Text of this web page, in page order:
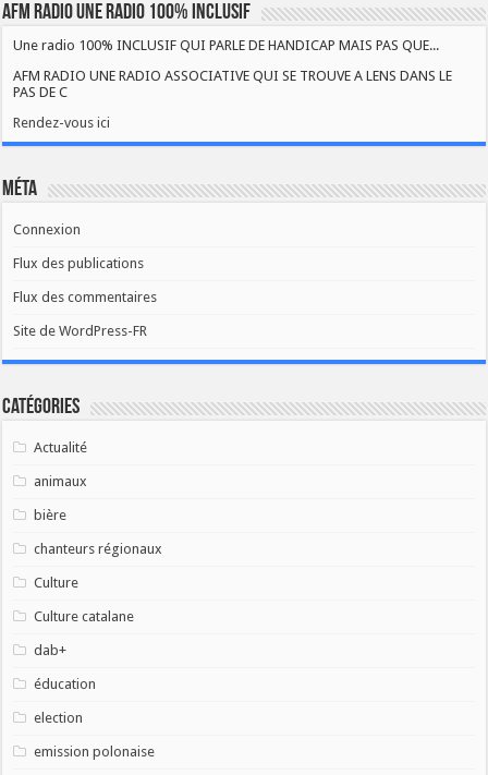
AFM RADIO UNE RADIO 100% INCLUSIF
Une radio 100% INCLUSIF QUI PARLE DE HANDICAP MAIS PAS QUE...
AFM RADIO UNE RADIO ASSOCIATIVE QUI SE TROUVE A LENS DANS LE
PAS DE C
Rendez-vous ici
Méta
Connexion
Flux des publications
Flux des commentaires
Site de WordPress-FR
Catégories
Actualité
animaux
bière
chanteurs régionaux
Culture
Culture catalane
dab+
éducation
election
emission polonaise